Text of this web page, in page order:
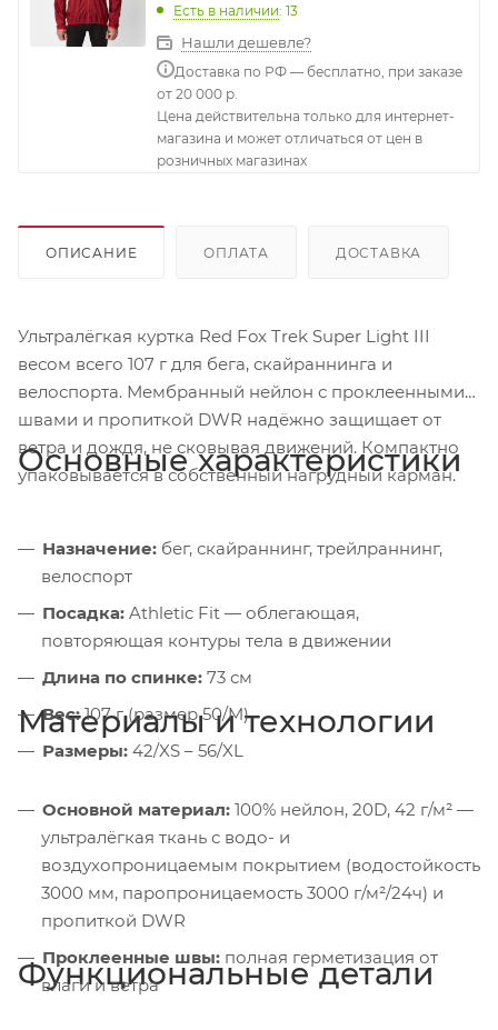
Есть в наличии: 13
Нашли дешевле?
Доставка по РФ — бесплатно, при заказе
от 20 000 р.
Цена действительна только для интернет-
магазина и может отличаться от цен в
розничных магазинах
ОПИСАНИЕ ОПЛАТА ДОСТАВКА
Ультралёгкая куртка Red Fox Trek Super Light III
весом всего 107 г для бега, скайраннинга и
велоспорта. Мембранный нейлон с проклеенными
швами и пропиткой DWR надёжно защищает от
ветра и дождя, не сковывая движений. Компактно
упаковывается в собственный нагрудный карман.
Основные характеристики
Назначение: бег, скайраннинг, трейлраннинг,
велоспорт
Посадка: Athletic Fit — облегающая,
повторяющая контуры тела в движении
Длина по спинке: 73 см
Вес:107 г (размер 50/M)
Размеры: 42/XS – 56/XL
Материалы и технологии
Основной материал: 100% нейлон, 20D, 42 г/м² —
ультралёгкая ткань с водо- и
воздухопроницаемым покрытием (водостойкость
3000 мм, паропроницаемость 3000 г/м²/24ч) и
пропиткой DWR
Проклеенные швы: полная герметизация от
влаги и ветра
Функциональные детали